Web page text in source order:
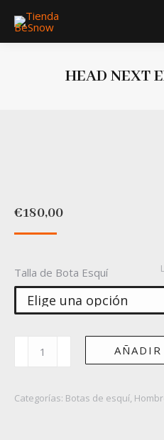
HEAD NEXT
€180,00
Talla de Bota Esquí
75
Categorías: Botas de esquí,